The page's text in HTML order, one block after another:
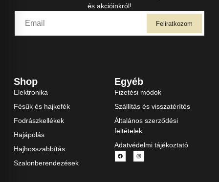
és akcióinkról!
Feliratkozom
Shop
Elektronika
Fésűk és hajkefék
Fodrászkellékek
Hajápolás
Hajhosszabbítás
Szalonberendezések
Egyéb
Fizetési módok
Szállítás és visszatérítés
Általános szerződési
feltételek
Adatvédelmi tájékoztató